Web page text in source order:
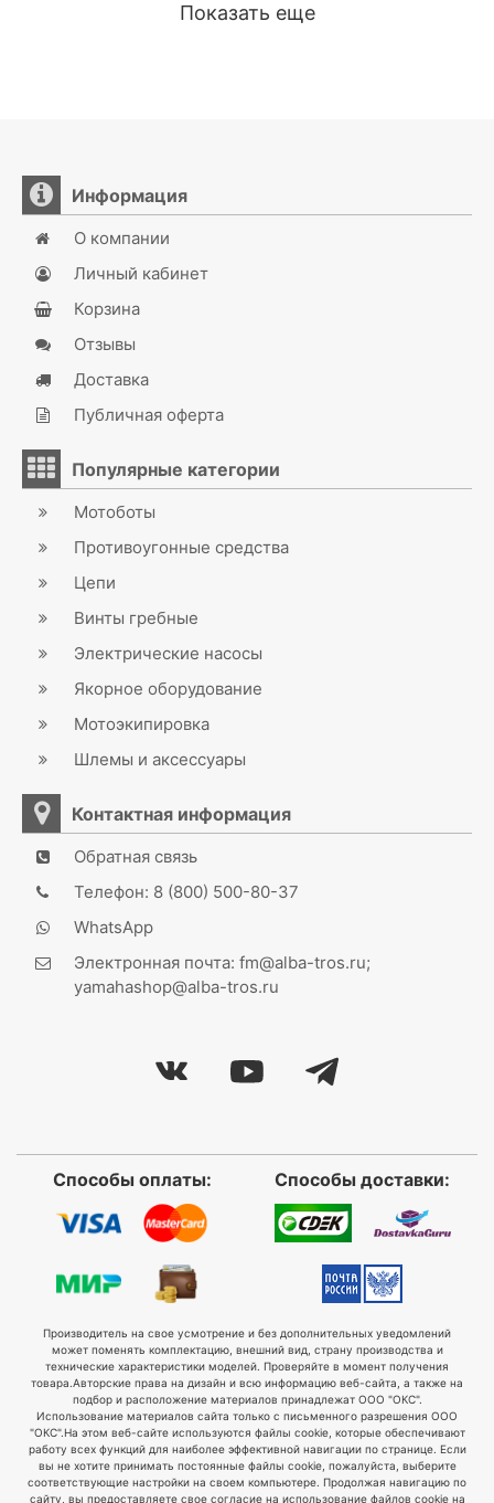
Показать еще
Информация
О компании
Личный кабинет
Корзина
Отзывы
Доставка
Публичная оферта
Популярные категории
Мотоботы
Противоугонные средства
Цепи
Винты гребные
Электрические насосы
Якорное оборудование
Мотоэкипировка
Шлемы и аксессуары
Контактная информация
Обратная связь
Телефон: 8 (800) 500-80-37
WhatsApp
Электронная почта: fm@alba-tros.ru;
yamahashop@alba-tros.ru
Способы оплаты: Способы доставки:
Производитель на свое усмотрение и без дополнительных уведомлений
может поменять комплектацию, внешний вид, страну производства и
технические характеристики моделей. Проверяйте в момент получения
товара. Авторские права на дизайн и всю информацию веб-сайта, а также на
подбор и расположение материалов принадлежат ООО "ОКС".
Использование материалов сайта только с письменного разрешения ООО
"ОКС".На этом веб-сайте используются файлы cookie, которые обеспечивают
работу всех функций для наиболее эффективной навигации по странице. Если
вы не хотите принимать постоянные файлы cookie, пожалуйста, выберите
соответствующие настройки на своем компьютере. Продолжая навигацию по
сайту, вы предоставляете свое согласие на использование файлов cookie на